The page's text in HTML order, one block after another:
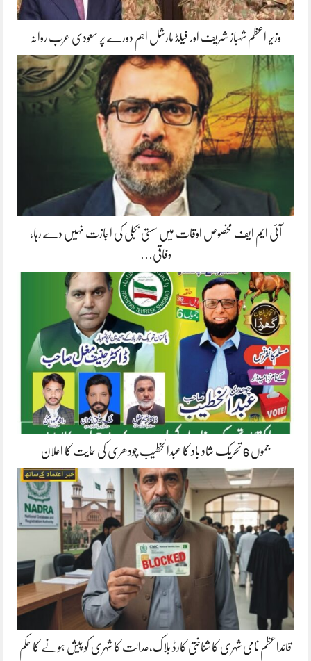
وزیر اعظم شہباز شریف اور فیلڈ مارشل اہم دورے پر سعودی عرب روانہ
آئی ایم ایف مخصوص اوقات میں سستی بجلی کی اجازت نہیں دے رہا،
وفاقی…
جموں 6 تحریک شاد باد کا عبدالخطیب چودھری کی حمایت کا اعلان
قائداعظم نامی شہری کا شناختی کارڈ بلاک،عدالت کا شہری کو پیش ہونے کا حکم